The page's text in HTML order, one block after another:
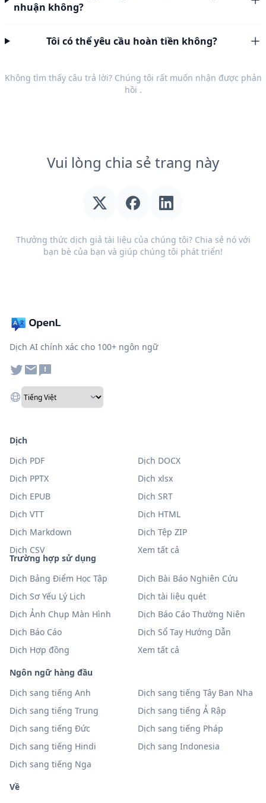
nhuận không?
Tôi có thể yêu cầu hoàn tiền không?
Không tìm thấy câu trả lời? Chúng tôi rất muốn nhận được phản
hồi .
Vui lòng chia sẻ trang này
Thưởng thức dịch giả tài liệu của chúng tôi? Chia sẻ nó với
bạn bè của bạn và giúp chúng tôi phát triển!
Dịch AI chính xác cho 100+ ngôn ngữ
Trường hợp sử dụng
Dịch Bảng Điểm Học Tập
Dịch Bài Báo Nghiên Cứu
Dịch Sơ Yếu Lý Lịch
Dịch tài liệu quét
Dịch Ảnh Chụp Màn Hình
Dịch Báo Cáo Thường Niên
Dịch Báo Cáo
Dịch Sổ Tay Hướng Dẫn
Dịch Hợp đồng
Xem tất cả
Ngôn ngữ hàng đầu
Dịch sang tiếng Anh
Dịch sang tiếng Tây Ban Nha
Dịch sang tiếng Trung
Dịch sang tiếng Ả Rập
Dịch sang tiếng Đức
Dịch sang tiếng Pháp
Dịch sang tiếng Hindi
Dịch sang Indonesia
Dịch sang tiếng Nga
Dịch
Dịch PDF
Dịch DOCX
Dịch PPTX
Dịch xlsx
Dịch EPUB
Dịch SRT
Dịch VTT
Dịch HTML
Dịch Markdown
Dịch Tệp ZIP
Dịch CSV
Xem tất cả
Về